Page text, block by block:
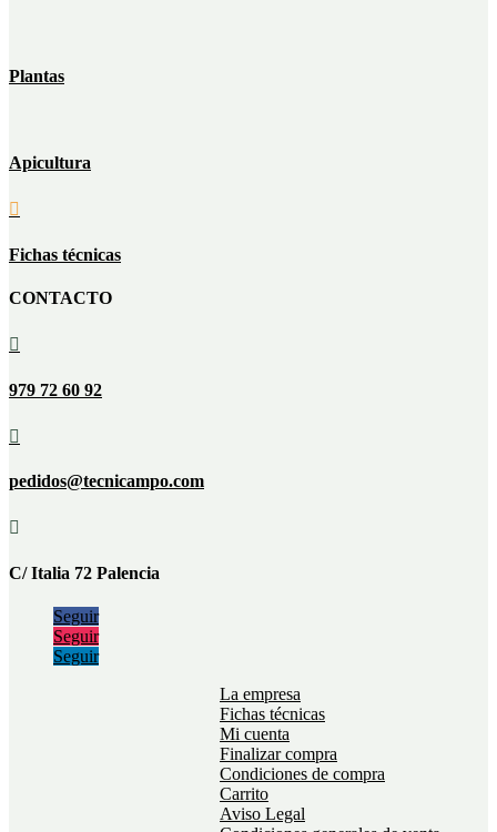
Plantas
Apicultura

Fichas técnicas
CONTACTO

979 72 60 92

pedidos@tecnicampo.com

C/ Italia 72 Palencia
Seguir
Seguir
Seguir
La empresa
Fichas técnicas
Mi cuenta
Finalizar compra
Condiciones de compra
Carrito
Aviso Legal